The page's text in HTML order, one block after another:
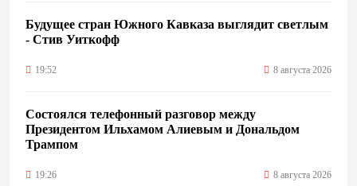
Будущее стран Южного Кавказа выглядит светлым
- Стив Уиткофф
19:52 8 августа 2026
Состоялся телефонный разговор между
Президентом Ильхамом Алиевым и Дональдом
Трампом
19:26 8 августа 2026